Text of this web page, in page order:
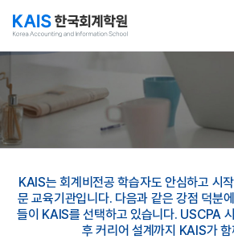
KAIS는 회계비전공 학습자도 안심하고 시
문 교육기관입니다. 다음과 같은 강점 덕분
들이 KAIS를 선택하고 있습니다. USCPA
후 커리어 설계까지 KAIS가